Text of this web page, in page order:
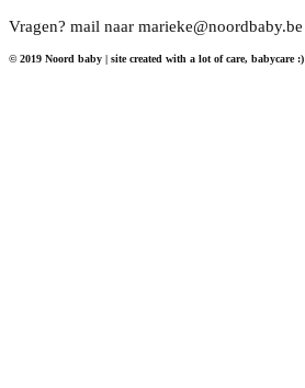
Vragen? mail naar marieke@noordbaby.be
© 2019 Noord baby | site created with a lot of care, babycare :)